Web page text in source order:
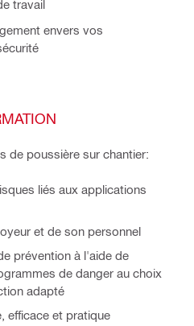
travail
envers vos
de poussière sur chantier:
liés aux applications
et de son personnel
prévention à l'aide de
de danger au choix
adapté
efficace et pratique